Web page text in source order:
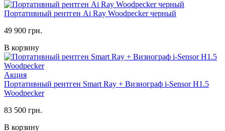
Портативный рентген Ai Ray Woodpecker черный
49 900 грн.
В корзину
Акция
Портативный рентген Smart Ray + Визиограф i-Sensor H1.5
Woodpecker
83 500 грн.
В корзину